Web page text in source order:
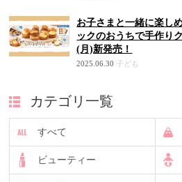
お子さまと一緒に楽し
ックのおうちで手作り
(月)新発売！
2025.06.30 子ども
カテゴリ一覧
すべて
ビューティー